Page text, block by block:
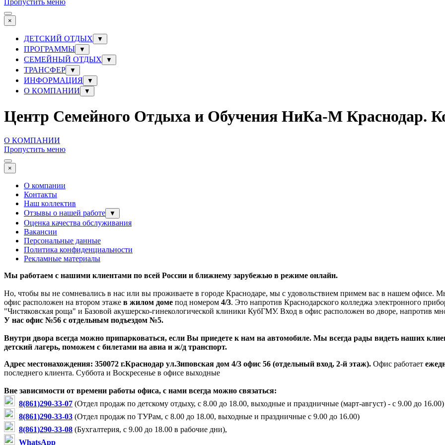
Пропустить меню
×
ДЕТСКИЙ ОТДЫХ ▼
ПРОГРАММЫ ▼
СЕМЕЙНЫЙ ОТДЫХ ▼
ТРАНСФЕР ▼
ИНФОРМАЦИЯ ▼
О КОМПАНИИ ▼
Центр Семейного Отдыха и Обучения НиКа-М Краснодар.
О КОМПАНИИ
Пропустить меню
×
О компании
Контакты
Наш коллектив
Отзывы о нашей работе
▼
Оценка качества обслуживания
Вакансии
Персональные данные
Политика конфиденциальности
Рекламные материалы
Мы работаем с нашими клиентами по всей России и ближнему зарубежью в режиме онлайн.
Но, чтобы вы не сомневались в нас или вы проживаете в городе Краснодаре, мы с удовольствием примем вас в нашем офисе.
офис расположен на втором этаже в жилом доме под номером 4/3. Это напротив Краснодарского колледжа электронного
"Чистяковская роща" и Базовой акушерско-гинекологической клиники КубГМУ. Вход в офис расположен во дворе, напротив
У нас офис №56 с отдельным подъездом №5.
Внутри двора всегда можно припарковаться, если Вы приедете к нам на автомобиле. Мы всегда рады видеть наших
детский лагерь, поможем с билетами на авиа и ж/д транспорт.
Адрес местонахождения: 350072 г.Краснодар ул.Зиповская дом 4/3 офис 56 (отдельный вход, 2-й этаж). Офис работает
последнего клиента. Суббота и Воскресенье в офисе выходные
Вне зависимости от времени работы офиса, с нами всегда можно связаться:
8(861)290-33-07 (Отдел продаж по детскому отдыху, с 8.00 до 18.00, выходные и праздничные (март-август) - с 9.00 до 16.00)
8(861)290-33-03 (Отдел продаж по ТУРам, с 8.00 до 18.00, выходные и праздничные с 9.00 до 16.00)
8(861)290-33-08 (Бухгалтерия, с 9.00 до 18.00 в рабочие дни),
WhatsApp